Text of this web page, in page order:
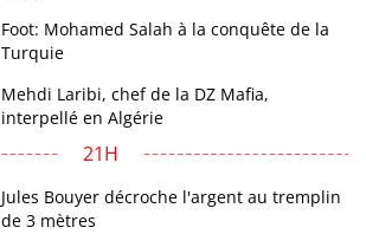
Foot: Mohamed Salah à la conquête de la
Turquie
Mehdi Laribi, chef de la DZ Mafia,
interpellé en Algérie
21H
Jules Bouyer décroche l'argent au tremplin
de 3 mètres